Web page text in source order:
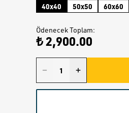
40x40
50x50 60x60
Ödenecek Toplam:
₺ 2,900.00